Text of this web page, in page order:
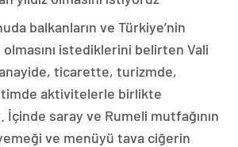
balkanların ve Türkiye’nin
olmasını istediklerini belirten Vali
ticarette, turizmde,
aktivitelerle birlikte
İçinde saray ve Rumeli mutfağının
ve menüyü tava ciğerin